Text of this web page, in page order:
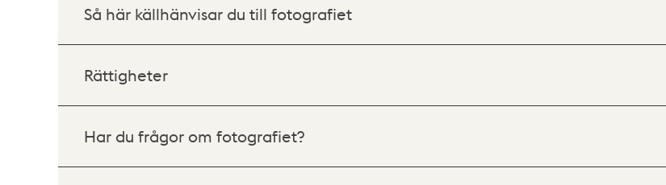
Så här källhänvisar du till fotografiet
Rättigheter
Har du frågor om fotografiet?